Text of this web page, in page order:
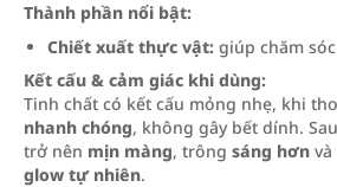
Thành phần nổi bật:
Chiết xuất thực vật: giúp chăm
Kết cấu & cảm giác khi dùng:
Tinh chất có kết cấu mỏng nhẹ, khi
nhanh chóng, không gây bết dính.
trở nên mịn màng, trông sáng hơn
glow tự nhiên.